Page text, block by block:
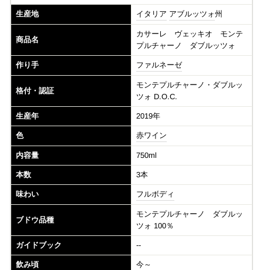
生産地 イタリア アブルッツォ州
商品名
カサーレ ヴェッキオ モンテ
プルチャーノ ダブルッツォ
作り手 ファルネーゼ
格付・認証
モンテプルチャーノ・ダブルッ
ツォ D.O.C.
生産年 2019年
色 赤ワイン
内容量 750ml
本数 3本
味わい フルボディ
ブドウ品種
モンテプルチャーノ ダブルッ
ツォ 100％
ガイドブック --
飲み頃 今～